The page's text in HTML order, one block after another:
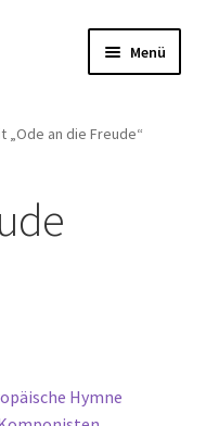
Menü
an die Freude“